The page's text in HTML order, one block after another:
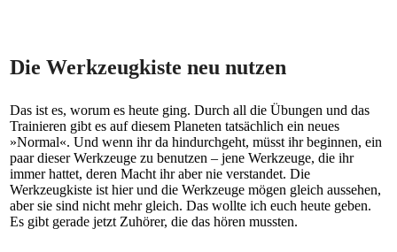
Die Werkzeugkiste neu nutzen
Das ist es, worum es heute ging. Durch all die Übungen und das
Trainieren gibt es auf diesem Planeten tatsächlich ein neues
»Normal«. Und wenn ihr da hindurchgeht, müsst ihr beginnen, ein
paar dieser Werkzeuge zu benutzen – jene Werkzeuge, die ihr
immer hattet, deren Macht ihr aber nie verstandet. Die
Werkzeugkiste ist hier und die Werkzeuge mögen gleich aussehen,
aber sie sind nicht mehr gleich. Das wollte ich euch heute geben.
Es gibt gerade jetzt Zuhörer, die das hören mussten.